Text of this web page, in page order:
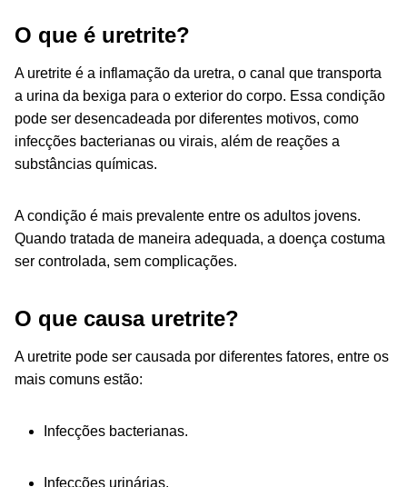
O que é uretrite?
A uretrite é a inflamação da uretra, o canal que transporta
a urina da bexiga para o exterior do corpo. Essa condição
pode ser desencadeada por diferentes motivos, como
infecções bacterianas ou virais, além de reações a
substâncias químicas.
A condição é mais prevalente entre os adultos jovens.
Quando tratada de maneira adequada, a doença costuma
ser controlada, sem complicações.
O que causa uretrite?
A uretrite pode ser causada por diferentes fatores, entre os
mais comuns estão:
Infecções bacterianas.
Infecções urinárias.